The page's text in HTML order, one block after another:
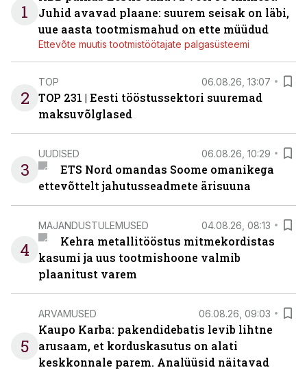
1
Juhid avavad plaane: suurem seisak on läbi,
uue aasta tootmismahud on ette müüdud
Ettevõte muutis tootmistöötajate palgasüsteemi
2
TOP 06.08.26, 13:07
TOP 231 | Eesti tööstussektori suuremad
maksuvõlglased
3
UUDISED 06.08.26, 10:29
ETS Nord omandas Soome omanikega
ettevõttelt jahutusseadmete ärisuuna
4
MAJANDUSTULEMUSED 04.08.26, 08:13
Kehra metallitööstus mitmekordistas
kasumi ja uus tootmishoone valmib
plaanitust varem
5
ARVAMUSED 06.08.26, 09:03
Kaupo Karba: pakendidebatis levib lihtne
arusaam, et korduskasutus on alati
keskkonnale parem. Analüüsid näitavad